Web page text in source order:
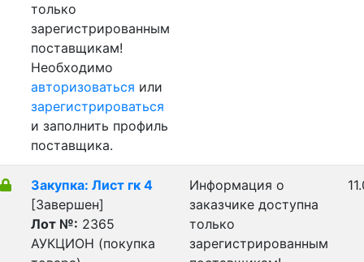
только
зарегистрированным
поставщикам!
Необходимо
авторизоваться или
зарегистрироваться
и заполнить профиль
поставщика.
Закупка: Лист гк 4
[Завершен]
Лот №: 2365
АУКЦИОН (покупка
Информация о
заказчике доступна
только
зарегистрированным